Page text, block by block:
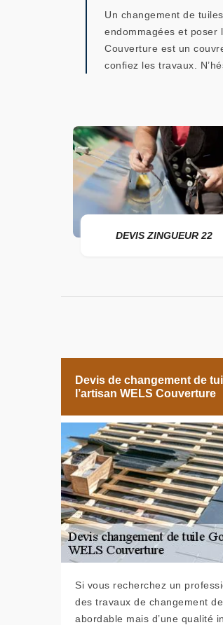
Un changement de
endommagées et poser
Couverture est un
confiez les travaux.
DEVIS ZINGUEUR 22
Devis de changement de
l’artisan WELS Couverture
Si vous recherchez un
des travaux de changement
abordable mais d’une qualité